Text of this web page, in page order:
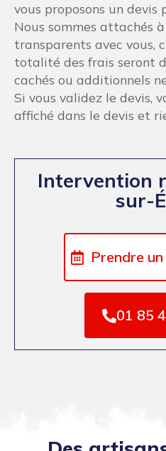
vous proposons un devis
Nous sommes attachés
transparents avec vous,
totalité des frais seront
cachés ou additionnels
Si vous validez le devis,
affiché dans le devis et
Intervention
sur-
Prendre
01 85